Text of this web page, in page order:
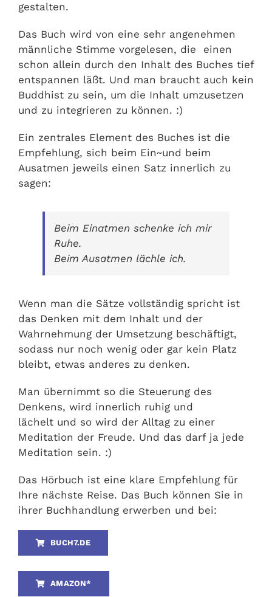
gestalten.
Das Buch wird von eine sehr angenehmen
männliche Stimme vorgelesen, die einen
schon allein durch den Inhalt des Buches tief
entspannen läßt. Und man braucht auch kein
Buddhist zu sein, um die Inhalt umzusetzen
und zu integrieren zu können. :)
Ein zentrales Element des Buches ist die
Empfehlung, sich beim Ein~und beim
Ausatmen jeweils einen Satz innerlich zu
sagen:
Beim Einatmen schenke ich mir
Ruhe.
Beim Ausatmen lächle ich.
Wenn man die Sätze vollständig spricht ist
das Denken mit dem Inhalt und der
Wahrnehmung der Umsetzung beschäftigt,
sodass nur noch wenig oder gar kein Platz
bleibt, etwas anderes zu denken.
Man übernimmt so die Steuerung des
Denkens, wird innerlich ruhig und
lächelt und so wird der Alltag zu einer
Meditation der Freude. Und das darf ja jede
Meditation sein. :)
Das Hörbuch ist eine klare Empfehlung für
Ihre nächste Reise. Das Buch können Sie in
ihrer Buchhandlung erwerben und bei:
BUCH7.DE
AMAZON*